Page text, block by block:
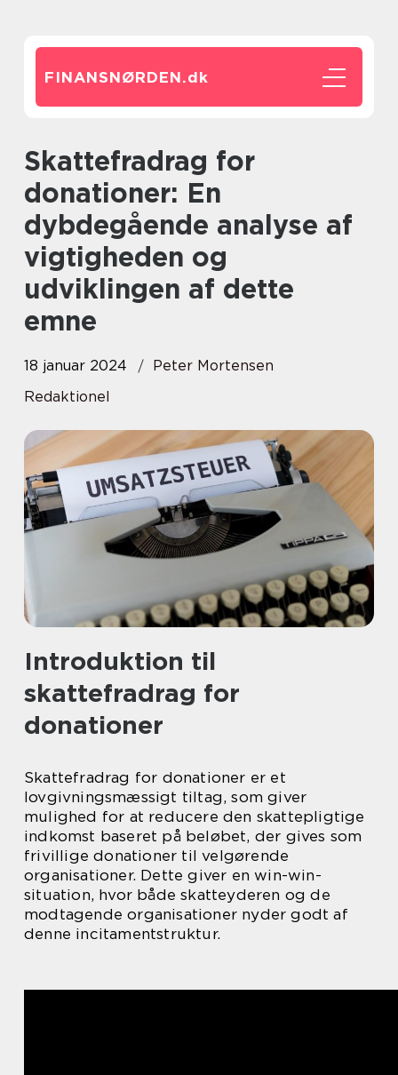
FINANSNØRDEN.dk
Skattefradrag for
donationer: En
dybdegående analyse af
vigtigheden og
udviklingen af dette
emne
18 januar 2024
Peter Mortensen
Redaktionel
Introduktion til
skattefradrag for
donationer
Skattefradrag for donationer er et
lovgivningsmæssigt tiltag, som giver
mulighed for at reducere den skattepligtige
indkomst baseret på beløbet, der gives som
frivillige donationer til velgørende
organisationer. Dette giver en win-win-
situation, hvor både skatteyderen og de
modtagende organisationer nyder godt af
denne incitamentstruktur.